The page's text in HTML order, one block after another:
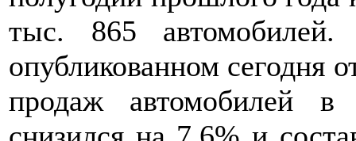
тыс. 865
опубликованном сегодня
продаж автомобилей